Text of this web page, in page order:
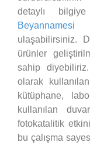
detaylı
Beyannamesi
ulaşabilirsiniz.
ürünler
sahip
olarak
kütüphane,
kullanılan
fotokatalitik
bu çalışma